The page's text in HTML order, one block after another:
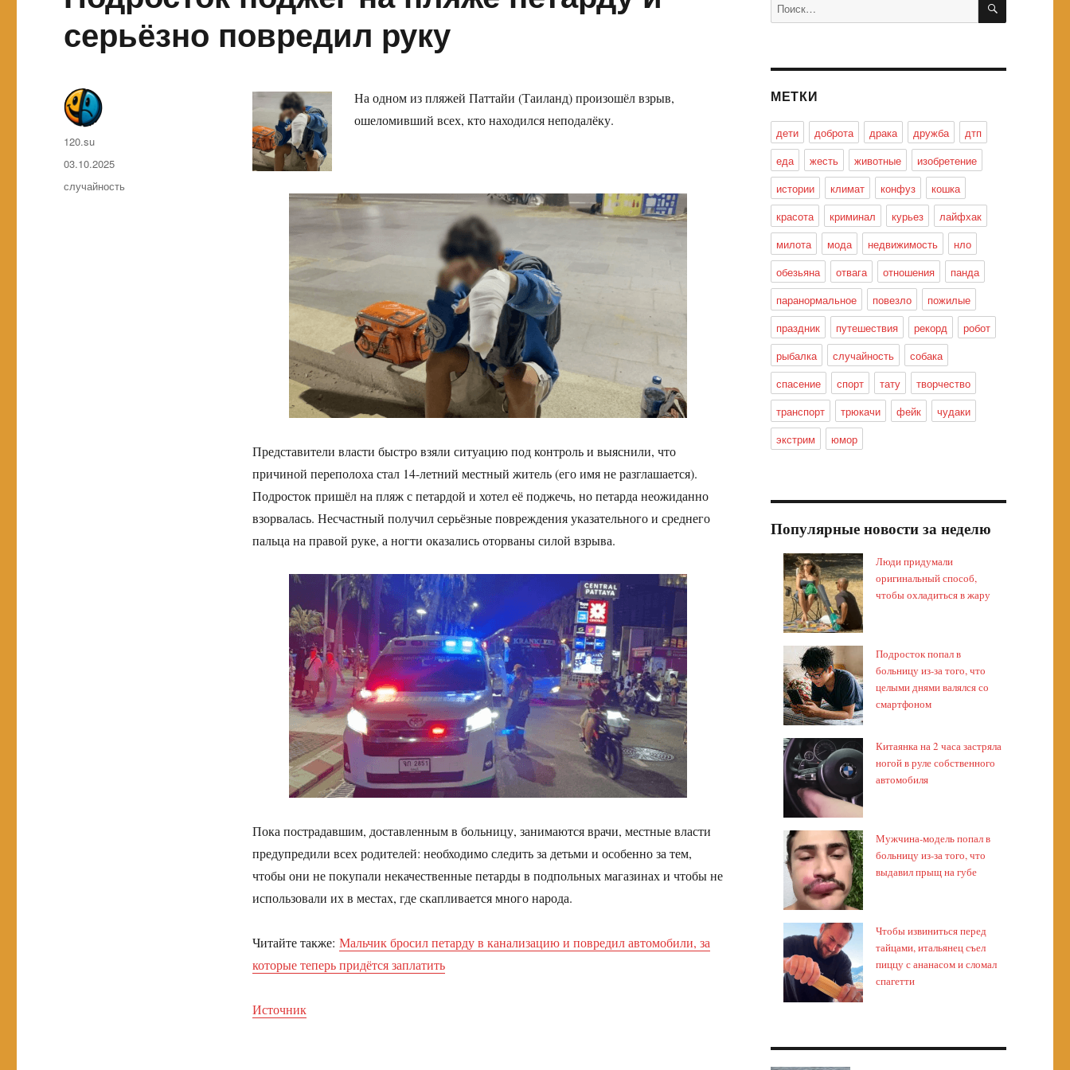
серьёзно повредил руку
На одном из пляжей Паттайи (Таиланд) произошёл взрыв,
ошеломивший всех, кто находился неподалёку.
Представители власти быстро взяли ситуацию под контроль и выяснили, что
причиной переполоха стал 14-летний местный житель (его имя не разглашается).
Подросток пришёл на пляж с петардой и хотел её поджечь, но петарда неожиданно
взорвалась. Несчастный получил серьёзные повреждения указательного и среднего
пальца на правой руке, а ногти оказались оторваны силой взрыва.
Пока пострадавшим, доставленным в больницу, занимаются врачи, местные власти
предупредили всех родителей: необходимо следить за детьми и особенно за тем,
чтобы они не покупали некачественные петарды в подпольных магазинах и чтобы не
использовали их в местах, где скапливается много народа.
Читайте также: Мальчик бросил петарду в канализацию и повредил автомобили, за
которые теперь придётся заплатить
Источник
Автор
120.su
Опубликовано
03.10.2025
Метки
случайность
МЕТКИ
дети доброта драка дружба
дтп
еда
жесть животные
изобретение
истории
климат конфуз
кошка
красота
криминал курьез
лайфхак
милота
мода недвижимость
нло
обезьяна
отвага отношения
панда
паранормальное
повезло
пожилые
праздник
путешествия рекорд
робот
рыбалка
случайность
собака
спасение
спорт тату
творчество
транспорт
трюкачи фейк
чудаки
экстрим
юмор
Популярные новости за неделю
Люди придумали
оригинальный способ,
чтобы охладиться в жару
Подросток попал в
больницу из-за того, что
целыми днями валялся со
смартфоном
Китаянка на 2 часа застряла
ногой в руле собственного
автомобиля
Мужчина-модель попал в
больницу из-за того, что
выдавил прыщ на губе
Чтобы извиниться перед
тайцами, итальянец съел
пиццу с ананасом и сломал
спагетти